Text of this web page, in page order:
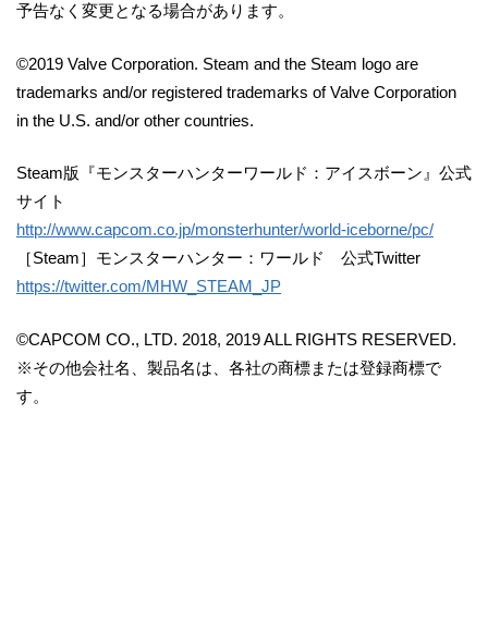
予告なく変更となる場合があります。
©2019 Valve Corporation. Steam and the Steam logo are
trademarks and/or registered trademarks of Valve Corporation
in the U.S. and/or other countries.
Steam版『モンスターハンターワールド：アイスボーン』公式
サイト
http://www.capcom.co.jp/monsterhunter/world-iceborne/pc/
［Steam］モンスターハンター：ワールド 公式Twitter
https://twitter.com/MHW_STEAM_JP
©CAPCOM CO., LTD. 2018, 2019 ALL RIGHTS RESERVED.
※その他会社名、製品名は、各社の商標または登録商標で
す。